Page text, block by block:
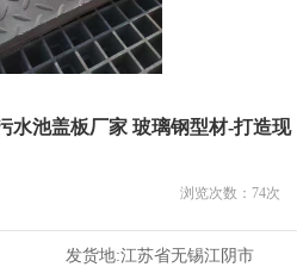
水池盖板厂家 玻璃钢型材-打造现
浏览次数： 74次
发货地:江苏省无锡江阴市